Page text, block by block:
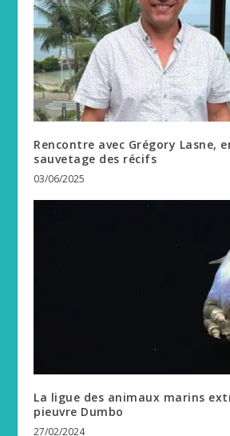
Rencontre avec Grégory Lasne,
sauvetage des récifs
03/06/2025
La ligue des animaux marins
pieuvre Dumbo
27/02/2024